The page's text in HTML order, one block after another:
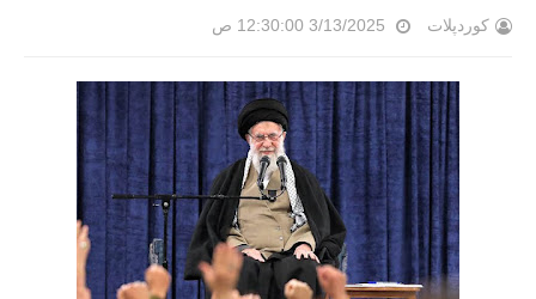
کوردپلات 3/13/2025 12:30:00 ص